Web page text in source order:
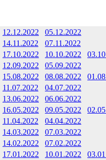
12.12.2022
05.12.2022
14.11.2022
07.11.2022
17.10.2022 10.10.2022
12.09.2022
05.09.2022
15.08.2022 08.08.2022
11.07.2022
04.07.2022
13.06.2022
06.06.2022
16.05.2022 09.05.2022
11.04.2022
04.04.2022
14.03.2022
07.03.2022
14.02.2022
07.02.2022
17.01.2022 10.01.2022